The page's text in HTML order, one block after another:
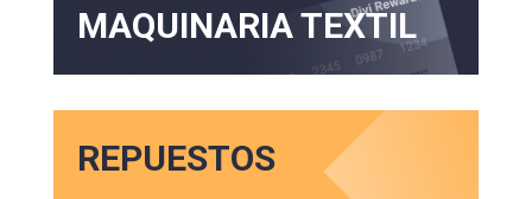
MAQUINARIA TEXTIL
REPUESTOS